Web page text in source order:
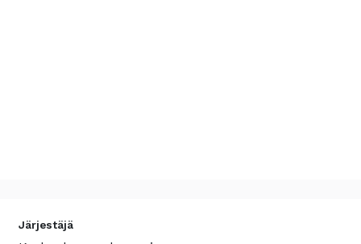
Järjestäjä